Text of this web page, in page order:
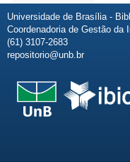
Universidade de Brasília -
Coordenadoria de Gestão da
(61) 3107-2683
repositorio@unb.br